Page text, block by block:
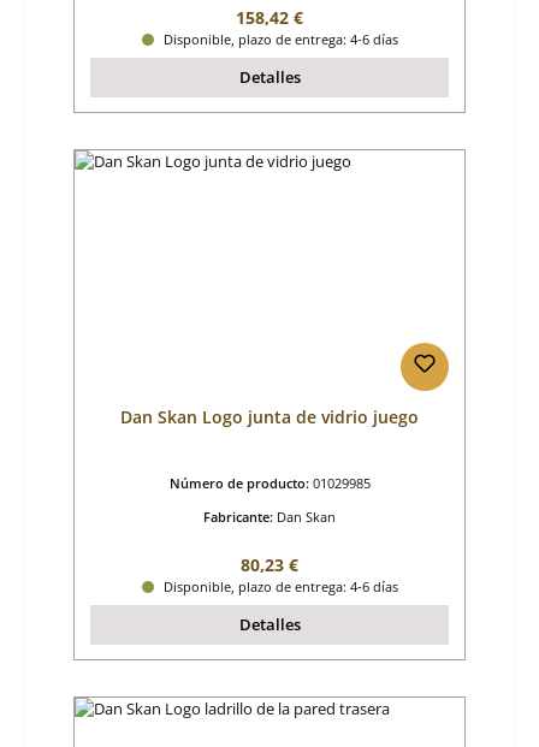
Precio normal:
158,42 €
Disponible, plazo de entrega: 4-6 días
Detalles
Dan Skan Logo junta de vidrio juego
Número de producto: 01029985
Fabricante: Dan Skan
Precio normal:
80,23 €
Disponible, plazo de entrega: 4-6 días
Detalles